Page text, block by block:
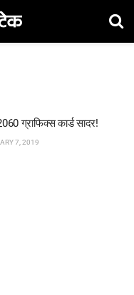
ग्राफिक्स कार्ड सादर!
7, 2019